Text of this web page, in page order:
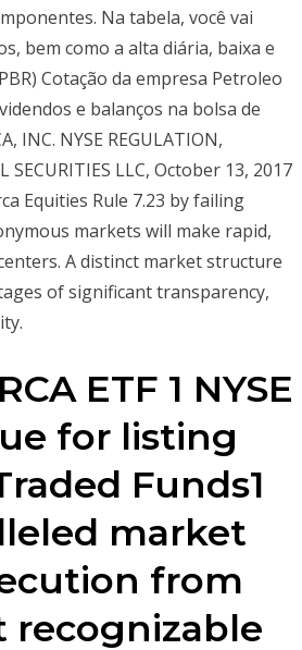
Na tabela, você vai
bem como a alta diária, baixa e
Cotação da empresa Petroleo
e balanços na bolsa de
INC. NYSE REGULATION,
LLC, October 13, 2017
Equities Rule 7.23 by failing
markets will make rapid,
A distinct market structure
of significant transparency,
ETF 1 NYSE
for listing
Funds1
market
from
recognizable